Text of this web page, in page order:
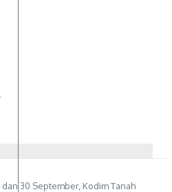
dan 30 September, Kodim Tanah